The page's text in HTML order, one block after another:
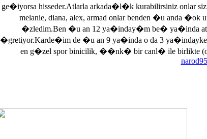
ge�iyorsa hisseder.Atlarla arkada�l�k kurabilirsiniz onlar
melanie, diana, alex, armad onlar benden �u anda
�zledim.Ben �u an 12 ya�inday�m be� ya�inda
�gretiyor.Karde�im de �u an 9 ya�inda o da 3
en g�zel spor binicilik, ��nk� bir canl� ile birlikte (o